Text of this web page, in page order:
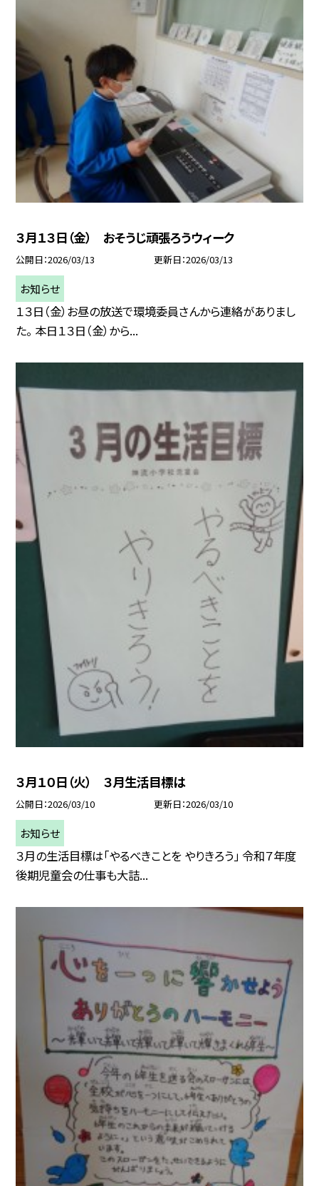
３月１３日（金） おそうじ頑張ろうウィーク
公開日 2026/03/13 更新日 2026/03/13
お知らせ
１３日（金）お昼の放送で環境委員さんから連絡がありまし
た。 本日１３日（金）から...
３月１０日（火） ３月生活目標は
公開日 2026/03/10 更新日 2026/03/10
お知らせ
３月の生活目標は「やるべきことを やりきろう」 令和７年度
後期児童会の仕事も大詰...